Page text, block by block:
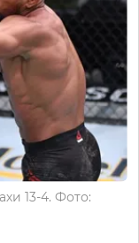
13-4. Фото: